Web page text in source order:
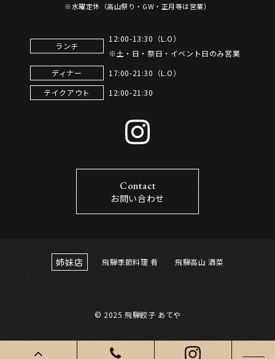
※水曜定休（高山祭り・GW・正月等は営業）
ランチ
12:00-13:30（L.O）
※土・日・祭日・イベント日のみ営業
ディナー 17:00-21:30（L.O）
テイクアウト 12:00-21:30
Contact
お問い合わせ
姉妹店 飛騨季節料理 肴 飛騨高山 酒菜
© 2025 飛騨餃子 あてや